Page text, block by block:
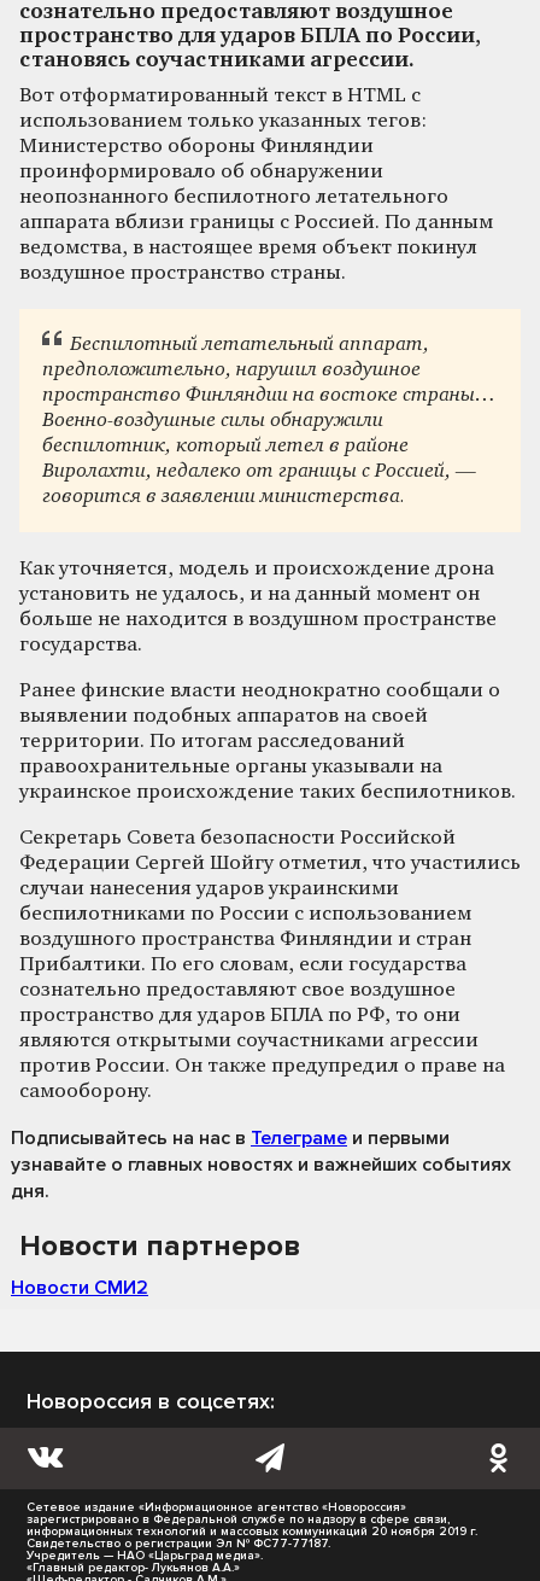
сознательно предоставляют воздушное
пространство для ударов БПЛА по России,
становясь соучастниками агрессии.
Вот отформатированный текст в HTML с
использованием только указанных тегов:
Министерство обороны Финляндии
проинформировало об обнаружении
неопознанного беспилотного летательного
аппарата вблизи границы с Россией. По данным
ведомства, в настоящее время объект покинул
воздушное пространство страны.
Беспилотный летательный аппарат,
предположительно, нарушил воздушное
пространство Финляндии на востоке страны…
Военно-воздушные силы обнаружили
беспилотник, который летел в районе
Виролахти, недалеко от границы с Россией, —
говорится в заявлении министерства.
Как уточняется, модель и происхождение дрона
установить не удалось, и на данный момент он
больше не находится в воздушном пространстве
государства.
Ранее финские власти неоднократно сообщали о
выявлении подобных аппаратов на своей
территории. По итогам расследований
правоохранительные органы указывали на
украинское происхождение таких беспилотников.
Секретарь Совета безопасности Российской
Федерации Сергей Шойгу отметил, что участились
случаи нанесения ударов украинскими
беспилотниками по России с использованием
воздушного пространства Финляндии и стран
Прибалтики. По его словам, если государства
сознательно предоставляют свое воздушное
пространство для ударов БПЛА по РФ, то они
являются открытыми соучастниками агрессии
против России. Он также предупредил о праве на
самооборону.
Подписывайтесь на нас в Телеграме и первыми
узнавайте о главных новостях и важнейших событиях
дня.
Новости партнеров
Новости СМИ2
Новороссия в соцсетях:
Сетевое издание «Информационное агентство «Новороссия»
зарегистрировано в Федеральной службе по надзору в сфере связи,
информационных технологий и массовых коммуникаций 20 ноября 2019 г.
Свидетельство о регистрации Эл № ФС77-77187.
Учредитель — НАО «Царьград медиа».
«Главный редактор- Лукьянов А.А.»